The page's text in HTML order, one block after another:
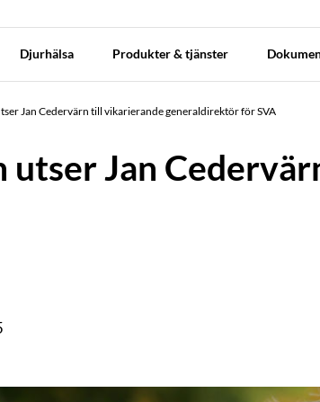
Djurhälsa Produkter & tjänster
Jan Cedervärn till vikarierande generaldirektör för SVA
utser Jan